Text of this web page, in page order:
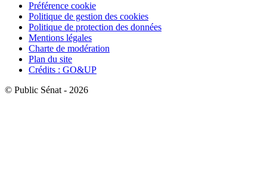
Préférence cookie
Politique de gestion des cookies
Politique de protection des données
Mentions légales
Charte de modération
Plan du site
Crédits : GO&UP
© Public Sénat - 2026